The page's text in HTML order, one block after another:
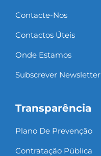
Contacte-Nos
Contactos Úteis
Onde Estamos
Subscrever Newsletter
Transparência
Plano De Prevenção
Contratação Pública